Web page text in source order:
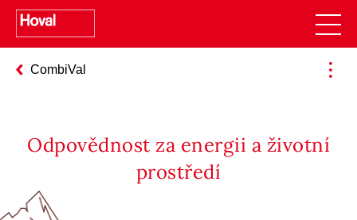
CombiVal
Odpovědnost za energii a životní
prostředí